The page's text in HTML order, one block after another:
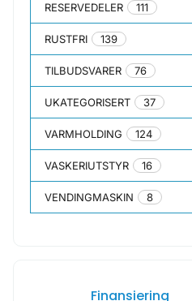
RESERVEDELER 111
RUSTFRI 139
TILBUDSVARER 76
UKATEGORISERT 37
VARMHOLDING 124
VASKERIUTSTYR 16
VENDINGMASKIN 8
Finansiering